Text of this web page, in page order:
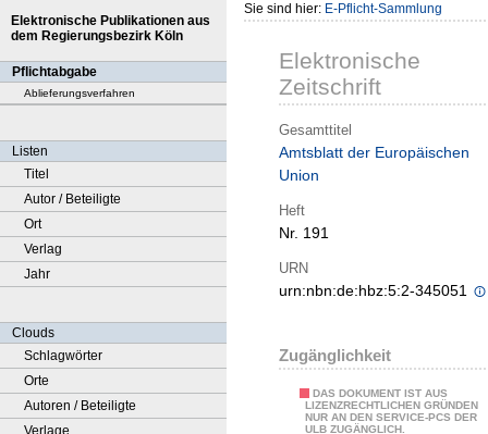
Elektronische Publikationen aus
dem Regierungsbezirk Köln
Pflichtabgabe
Ablieferungsverfahren
Listen
Titel
Autor / Beteiligte
Ort
Verlag
Jahr
Clouds
Schlagwörter
Orte
Autoren / Beteiligte
Verlage
Sie sind hier: E-Pflicht-Sammlung
Elektronische
Zeitschrift
Gesamttitel
Amtsblatt der Europäischen
Union
Heft
Nr. 191
URN
urn:nbn:de:hbz:5:2-345051
Zugänglichkeit
DAS DOKUMENT IST AUS
LIZENZRECHTLICHEN GRÜNDEN
NUR AN DEN SERVICE-PCS DER
ULB ZUGÄNGLICH.